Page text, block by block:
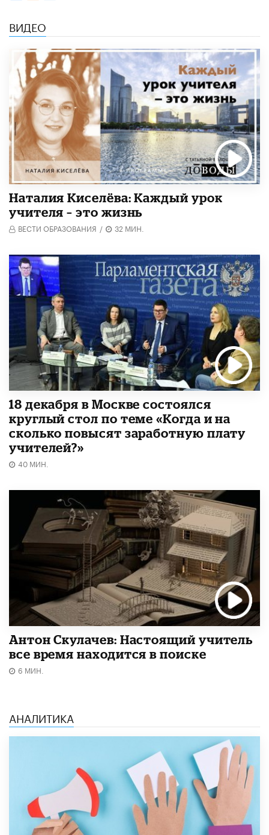
ВИДЕО
Наталия Киселёва: Каждый урок
учителя – это жизнь
ВЕСТИ ОБРАЗОВАНИЯ / 32 МИН.
18 декабря в Москве состоялся
круглый стол по теме «Когда и на
сколько повысят заработную плату
учителей?»
40 МИН.
Антон Скулачев: Настоящий учитель
все время находится в поиске
6 МИН.
АНАЛИТИКА